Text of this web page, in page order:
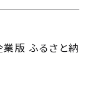
版 ふるさと納